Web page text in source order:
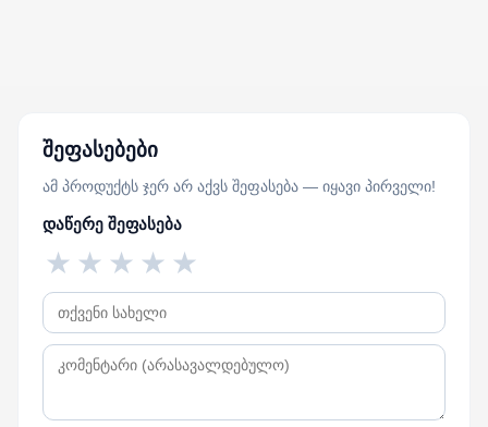
შეფასებები
ამ პროდუქტს ჯერ არ აქვს შეფასება — იყავი პირველი!
დაწერე შეფასება
★
★
★
★
★